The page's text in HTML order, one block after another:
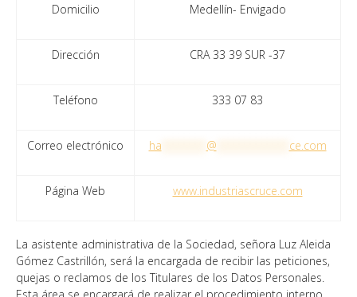
Domicilio Medellín- Envigado
Dirección CRA 33 39 SUR -37
Teléfono 333 07 83
Correo electrónico ha @ ce.com
Página Web www.industriascruce.com
La asistente administrativa de la Sociedad, señora Luz Aleida
Gómez Castrillón, será la encargada de recibir las peticiones,
quejas o reclamos de los Titulares de los Datos Personales.